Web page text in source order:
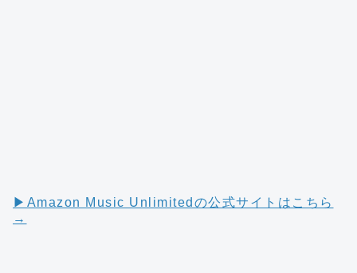
▶︎Amazon Music Unlimitedの公式サイトはこちら
→